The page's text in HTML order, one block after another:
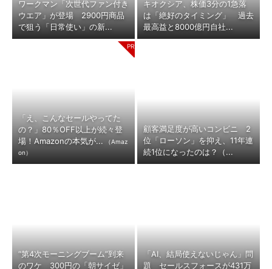
ワークマン「次世代ファン付き
ウエア」が登場 2900円商品
で狙う「日常使い」の新...
キオクシア、株価3分の1急落
は「絶好のタイミング」 過去
最高益と8000億円自社...
「え、こんなセールやってた
の？」80％OFF以上が続々登
場！Amazonの本気が...
（Amaz
on）
顧客満足度が高いコンビニ 2
位「ローソン」を抑え、11年連
続1位になったのは？（...
“第4次モーニングブーム”到来
のワケ 300円の「朝サイゼ」
「AI、結局使えないじゃん」問
題 セールスフォースが431万